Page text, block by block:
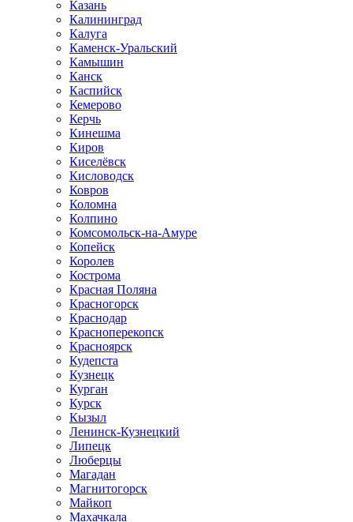
Казань
Калининград
Калуга
Каменск-Уральский
Камышин
Канск
Каспийск
Кемерово
Керчь
Кинешма
Киров
Киселёвск
Кисловодск
Ковров
Коломна
Колпино
Комсомольск-на-Амуре
Копейск
Королев
Кострома
Красная Поляна
Красногорск
Краснодар
Красноперекопск
Красноярск
Кудепста
Кузнецк
Курган
Курск
Кызыл
Ленинск-Кузнецкий
Липецк
Люберцы
Магадан
Магнитогорск
Майкоп
Махачкала